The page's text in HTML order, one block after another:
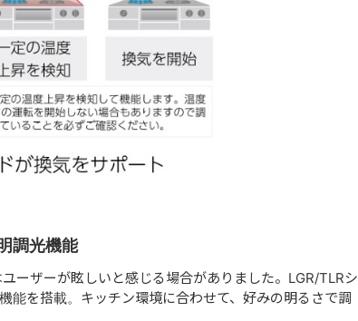
調光機能
ーザーが眩しいと感じる場合がありました。LGR/TLRシ
能を搭載。キッチン環境に合わせて、好みの明るさで調